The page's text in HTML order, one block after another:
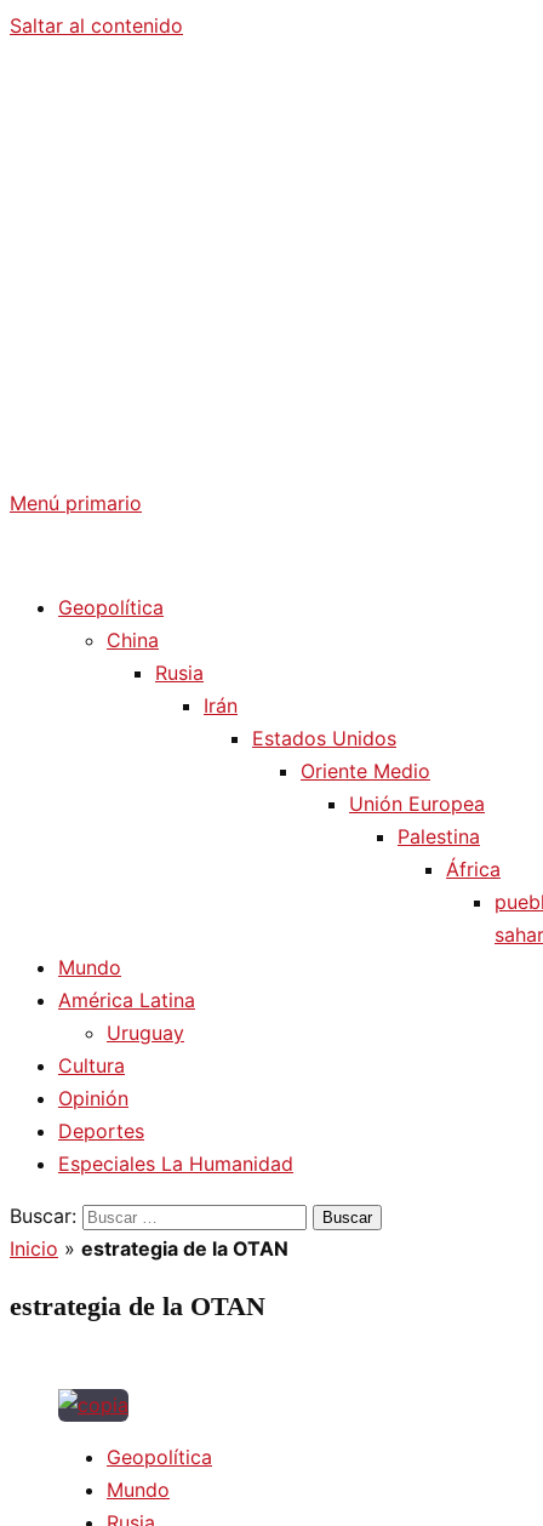
Saltar al contenido
Menú primario
Geopolítica
China
Rusia
Irán
Estados Unidos
Oriente Medio
Unión Europea
Palestina
África
Mundo
América Latina
Uruguay
Cultura
Opinión
Deportes
Especiales La Humanidad
Buscar:
Inicio » estrategia de la OTAN
estrategia de la OTAN
Geopolítica
Mundo